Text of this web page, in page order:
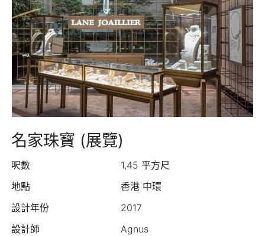
名家珠寶 (展覽)
呎數
1,45 平方尺
地點
香港 中環
設計年份
2017
設計師
Agnus